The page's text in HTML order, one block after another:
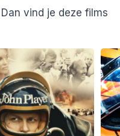
vind je deze films